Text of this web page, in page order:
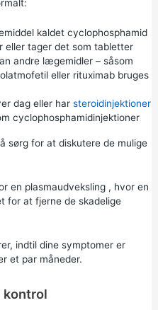
kaldet cyclophosphamid
eller tager det som tabletter
andre lægemidler – såsom
eller rituximab bruges
dag eller har steroidinjektioner
cyclophosphamidinjektioner
sørg for at diskutere de mulige
en plasmaudveksling, hvor en
for at fjerne de skadelige
indtil dine symptomer er
et par måneder.
kontrol